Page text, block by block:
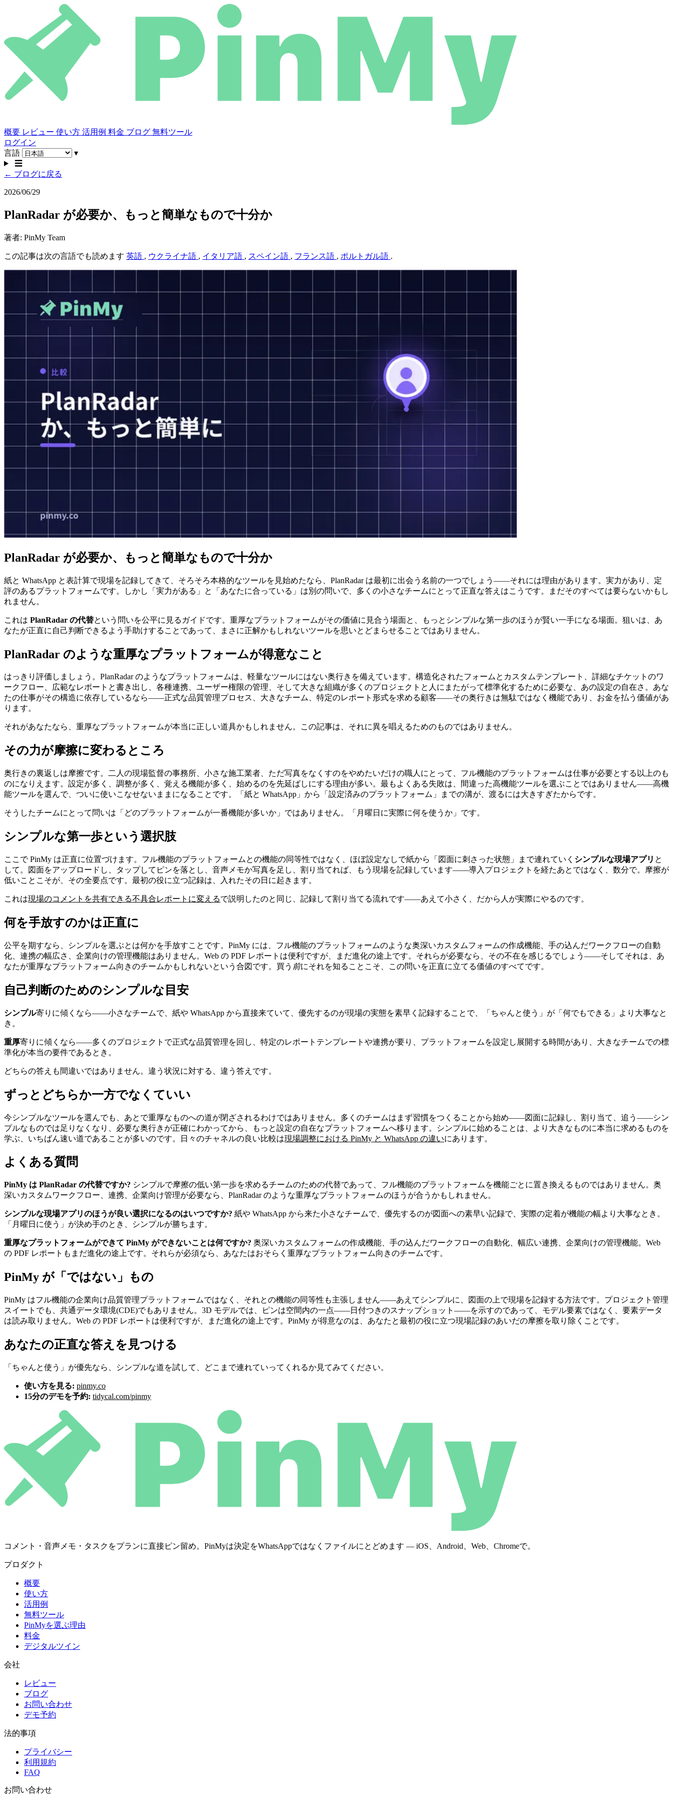
概要 レビュー 使い方 活用例 料金 ブログ 無料ツール
ログイン
言語
▾
☰
← ブログに戻る
2026/06/29
PlanRadar が必要か、もっと簡単なもので十分か
著者: PinMy Team
この記事は次の言語でも読めます 英語 , ウクライナ語 , イタリア語 , スペイン語 , フランス語 , ポルトガル語 .
PlanRadar が必要か、もっと簡単なもので十分か
紙と WhatsApp と表計算で現場を記録してきて、そろそろ本格的なツールを見始めたなら、PlanRadar は最初に出会う名前の一つでしょう――それには理由があります。実力があり、定
評のあるプラットフォームです。しかし「実力がある」と「あなたに合っている」は別の問いで、多くの小さなチームにとって正直な答えはこうです。まだそのすべては要らないかもし
れません。
これは PlanRadar の代替という問いを公平に見るガイドです。重厚なプラットフォームがその価値に見合う場面と、もっとシンプルな第一歩のほうが賢い一手になる場面。狙いは、あ
なたが正直に自己判断できるよう手助けすることであって、まさに正解かもしれないツールを思いとどまらせることではありません。
PlanRadar のような重厚なプラットフォームが得意なこと
はっきり評価しましょう。PlanRadar のようなプラットフォームは、軽量なツールにはない奥行きを備えています。構造化されたフォームとカスタムテンプレート、詳細なチケットのワ
ークフロー、広範なレポートと書き出し、各種連携、ユーザー権限の管理、そして大きな組織が多くのプロジェクトと人にまたがって標準化するために必要な、あの設定の自在さ。あな
たの仕事がその構造に依存しているなら――正式な品質管理プロセス、大きなチーム、特定のレポート形式を求める顧客――その奥行きは無駄ではなく機能であり、お金を払う価値があ
ります。
それがあなたなら、重厚なプラットフォームが本当に正しい道具かもしれません。この記事は、それに異を唱えるためのものではありません。
その力が摩擦に変わるところ
奥行きの裏返しは摩擦です。二人の現場監督の事務所、小さな施工業者、ただ写真をなくすのをやめたいだけの職人にとって、フル機能のプラットフォームは仕事が必要とする以上のも
のになりえます。設定が多く、調整が多く、覚える機能が多く、始めるのを先延ばしにする理由が多い。最もよくある失敗は、間違った高機能ツールを選ぶことではありません――高機
能ツールを選んで、ついに使いこなせないままになることです。「紙と WhatsApp」から「設定済みのプラットフォーム」までの溝が、渡るには大きすぎたからです。
そうしたチームにとって問いは「どのプラットフォームが一番機能が多いか」ではありません。「月曜日に実際に何を使うか」です。
シンプルな第一歩という選択肢
ここで PinMy は正直に位置づけます。フル機能のプラットフォームとの機能の同等性ではなく、ほぼ設定なしで紙から「図面に刺さった状態」まで連れていく シンプルな現場アプリ と
して。図面をアップロードし、タップしてピンを落とし、音声メモか写真を足し、割り当てれば、もう現場を記録しています――導入プロジェクトを経たあとではなく、数分で。摩擦が
低いことこそが、その全要点です。最初の役に立つ記録は、入れたその日に起きます。
これは現場のコメントを共有できる不具合レポートに変えるで説明したのと同じ、記録して割り当てる流れです――あえて小さく、だから人が実際にやるのです。
何を手放すのかは正直に
公平を期すなら、シンプルを選ぶとは何かを手放すことです。PinMy には、フル機能のプラットフォームのような奥深いカスタムフォームの作成機能、手の込んだワークフローの自動
化、連携の幅広さ、企業向けの管理機能はありません。Web の PDF レポートは便利ですが、まだ進化の途上です。それらが必要なら、その不在を感じるでしょう――そしてそれは、あ
なたが重厚なプラットフォーム向きのチームかもしれないという合図です。買う 前にそれを知ることこそ、この問いを正直に立てる価値のすべてです。
自己判断のためのシンプルな目安
シンプル寄りに傾くなら――小さなチームで、紙や WhatsApp から直接来ていて、優先するのが現場の実態を素早く記録することで、「ちゃんと使う」が「何でもできる」より大事なと
き。
重厚寄りに傾くなら――多くのプロジェクトで正式な品質管理を回し、特定のレポートテンプレートや連携が要り、プラットフォームを設定し展開する時間があり、大きなチームでの標
準化が本当の要件であるとき。
どちらの答えも間違いではありません。違う状況に対する、違う答えです。
ずっとどちらか一方でなくていい
今シンプルなツールを選んでも、あとで重厚なものへの道が閉ざされるわけではありません。多くのチームはまず習慣をつくることから始め――図面に記録し、割り当て、追う――シン
プルなものでは足りなくなり、必要な奥行きが正確にわかってから、もっと設定の自在なプラットフォームへ移ります。シンプルに始めることは、より大きなものに本当に求めるものを
学ぶ、いちばん速い道であることが多いのです。日々のチャネルの良い比較は現場調整における PinMy と WhatsApp の違いにあります。
よくある質問
PinMy は PlanRadar の代替ですか? シンプルで摩擦の低い第一歩を求めるチームのための代替であって、フル機能のプラットフォームを機能ごとに置き換えるものではありません。奥
深いカスタムワークフロー、連携、企業向け管理が必要なら、PlanRadar のような重厚なプラットフォームのほうが合うかもしれません。
シンプルな現場アプリのほうが良い選択になるのはいつですか? 紙や WhatsApp から来た小さなチームで、優先するのが図面への素早い記録で、実際の定着が機能の幅より大事なとき。
「月曜日に使う」が決め手のとき、シンプルが勝ちます。
重厚なプラットフォームができて PinMy ができないことは何ですか? 奥深いカスタムフォームの作成機能、手の込んだワークフローの自動化、幅広い連携、企業向けの管理機能。Web
の PDF レポートもまだ進化の途上です。それらが必須なら、あなたはおそらく重厚なプラットフォーム向きのチームです。
PinMy が「ではない」もの
PinMy はフル機能の企業向け品質管理プラットフォームではなく、それとの機能の同等性も主張しません――あえてシンプルに、図面の上で現場を記録する方法です。プロジェクト管理
スイートでも、共通データ環境(CDE)でもありません。3D モデルでは、ピンは空間内の一点――日付つきのスナップショット――を示すのであって、モデル要素ではなく、要素データ
は読み取りません。Web の PDF レポートは便利ですが、まだ進化の途上です。PinMy が得意なのは、あなたと最初の役に立つ現場記録のあいだの摩擦を取り除くことです。
あなたの正直な答えを見つける
「ちゃんと使う」が優先なら、シンプルな道を試して、どこまで連れていってくれるか見てみてください。
使い方を見る: pinmy.co
15分のデモを予約: tidycal.com/pinmy
コメント・音声メモ・タスクをプランに直接ピン留め。PinMyは決定をWhatsAppではなくファイルにとどめます — iOS、Android、Web、Chromeで。
プロダクト
概要
使い方
活用例
無料ツール
PinMyを選ぶ理由
料金
デジタルツイン
会社
レビュー
ブログ
お問い合わせ
デモ予約
法的事項
プライバシー
利用規約
FAQ
お問い合わせ